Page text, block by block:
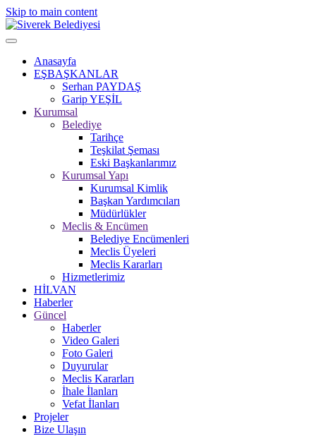
Skip to main content
Anasayfa
EŞBAŞKANLAR
Serhan PAYDAŞ
Garip YEŞİL
Kurumsal
Belediye
Tarihçe
Teşkilat Şeması
Eski Başkanlarımız
Kurumsal Yapı
Kurumsal Kimlik
Başkan Yardımcıları
Müdürlükler
Meclis & Encümen
Belediye Encümenleri
Meclis Üyeleri
Meclis Kararları
Hizmetlerimiz
HİLVAN
Haberler
Güncel
Haberler
Video Galeri
Foto Galeri
Duyurular
Meclis Kararları
İhale İlanları
Vefat İlanları
Projeler
Bize Ulaşın